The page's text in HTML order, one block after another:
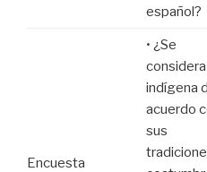
español?
Encuesta
• ¿Se
considera
indígena
acuerdo
sus